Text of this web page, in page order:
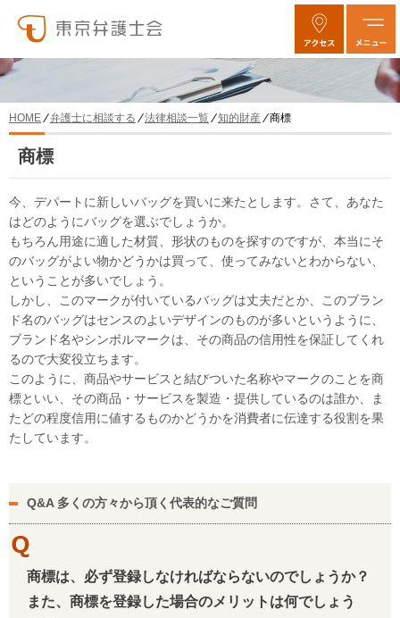
HOME 弁護士に相談する 法律相談一覧 知的財産 商標
商標
今、デパートに新しいバッグを買いに来たとします。さて、あなた
はどのようにバッグを選ぶでしょうか。
もちろん用途に適した材質、形状のものを探すのですが、本当にそ
のバッグがよい物かどうかは買って、使ってみないとわからない、
ということが多いでしょう。
しかし、このマークが付いているバッグは丈夫だとか、このブラン
ド名のバッグはセンスのよいデザインのものが多いというように、
ブランド名やシンボルマークは、その商品の信用性を保証してくれ
るので大変役立ちます。
このように、商品やサービスと結びついた名称やマークのことを商
標といい、その商品・サービスを製造・提供しているのは誰か、ま
たどの程度信用に値するものかどうかを消費者に伝達する役割を果
たしています。
Q&A 多くの方々から頂く代表的なご質問
商標は、必ず登録しなければならないのでしょうか？
また、商標を登録した場合のメリットは何でしょう